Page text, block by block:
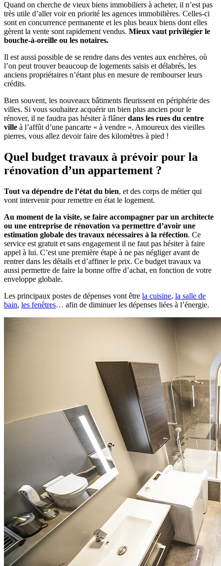
Quand on cherche de vieux biens immobiliers à acheter, il n’est pas
très utile d’aller voir en priorité les agences immobilières. Celles-ci
sont en concurrence permanente et les plus beaux biens dont elles
gèrent la vente sont rapidement vendus. Mieux vaut privilégier le
bouche-à-oreille ou les notaires.
Il est aussi possible de se rendre dans des ventes aux enchères, où
l’on peut trouver beaucoup de logements saisis et délabrés, les
anciens propriétaires n’étant plus en mesure de rembourser leurs
crédits.
Bien souvent, les nouveaux bâtiments fleurissent en périphérie des
villes. Si vous souhaitez acquérir un bien plus ancien pour le
rénover, il ne faudra pas hésiter à flânerdans les rues du centre
ville à l’affût d’une pancarte « à vendre ». Amoureux des vieilles
pierres, vous allez devoir faire des kilomètres à pied !
Quel budget travaux à prévoir pour la
rénovation d’un appartement ?
Tout va dépendre de l’état du bien, et des corps de métier qui
vont intervenir pour remettre en état le logement.
Au moment de la visite, se faire accompagner par un architecte
ou une entreprise de rénovation va permettre d’avoir une
estimation globale des travaux nécessaires à la réfection. Ce
service est gratuit et sans engagement il ne faut pas hésiter à faire
appel à lui. C’est une première étape à ne pas négliger avant de
rentrer dans les détails et d’affiner le prix. Ce budget travaux va
aussi permettre de faire la bonne offre d’achat, en fonction de votre
enveloppe globale.
Les principaux postes de dépenses vont être la cuisine, la salle de
bain, les fenêtres… afin de diminuer les dépenses liées à l’énergie.